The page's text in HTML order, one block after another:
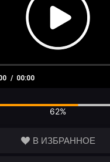
62%
В ИЗБРАННОЕ